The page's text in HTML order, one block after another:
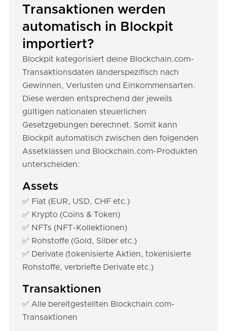
Transaktionen werden
automatisch in Blockpit
importiert?
Blockpit kategorisiert deine Blockchain.com-
Transaktionsdaten länderspezifisch nach
Gewinnen, Verlusten und Einkommensarten.
Diese werden entsprechend der jeweils
gültigen nationalen steuerlichen
Gesetzgebungen berechnet. Somit kann
Blockpit automatisch zwischen den folgenden
Assetklassen und Blockchain.com-Produkten
unterscheiden:
Assets
✅ Fiat (EUR, USD, CHF etc.)
✅ Krypto (Coins & Token)
✅ NFTs (NFT-Kollektionen)
✅ Rohstoffe (Gold, Silber etc.)
✅ Derivate (tokenisierte Aktien, tokenisierte
Rohstoffe, verbriefte Derivate etc.)
Transaktionen
✅ Alle bereitgestellten Blockchain.com-
Transaktionen